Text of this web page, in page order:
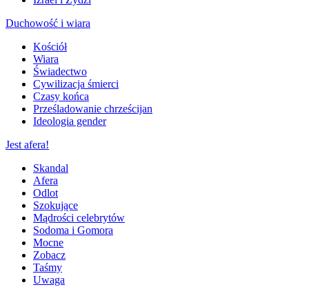
Duchowość i wiara
Kościół
Wiara
Świadectwo
Cywilizacja śmierci
Czasy końca
Prześladowanie chrześcijan
Ideologia gender
Jest afera!
Skandal
Afera
Odlot
Szokujące
Mądrości celebrytów
Sodoma i Gomora
Mocne
Zobacz
Taśmy
Uwaga